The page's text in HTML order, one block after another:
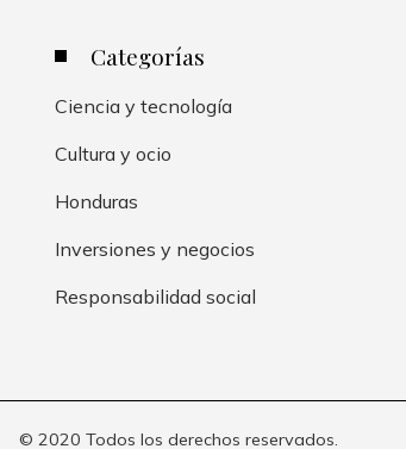
Categorías
Ciencia y tecnología
Cultura y ocio
Honduras
Inversiones y negocios
Responsabilidad social
© 2020 Todos los derechos reservados.